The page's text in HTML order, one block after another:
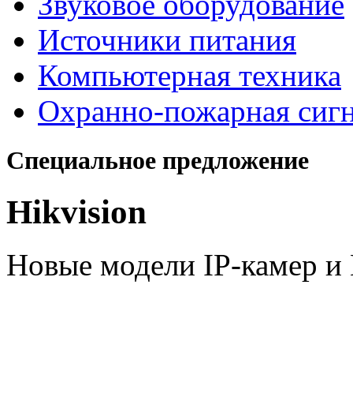
Источники питания
Компьютерная техника
Охранно-пожарная
Специальное предложение
Hikvision
Новые модели IP-камер и